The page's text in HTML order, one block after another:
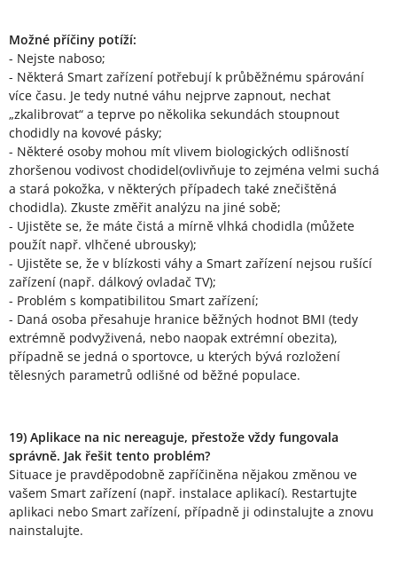
Možné příčiny potíží:
- Nejste naboso;
- Některá Smart zařízení potřebují k průběžnému spárování
více času. Je tedy nutné váhu nejprve zapnout, nechat
„zkalibrovat“ a teprve po několika sekundách stoupnout
chodidly na kovové pásky;
- Některé osoby mohou mít vlivem biologických odlišností
zhoršenou vodivost chodidel(ovlivňuje to zejména velmi suchá
a stará pokožka, v některých případech také znečištěná
chodidla). Zkuste změřit analýzu na jiné sobě;
- Ujistěte se, že máte čistá a mírně vlhká chodidla (můžete
použít např. vlhčené ubrousky);
- Ujistěte se, že v blízkosti váhy a Smart zařízení nejsou rušící
zařízení (např. dálkový ovladač TV);
- Problém s kompatibilitou Smart zařízení;
- Daná osoba přesahuje hranice běžných hodnot BMI (tedy
extrémně podvyživená, nebo naopak extrémní obezita),
případně se jedná o sportovce, u kterých bývá rozložení
tělesných parametrů odlišné od běžné populace.
19) Aplikace na nic nereaguje, přestože vždy fungovala
správně. Jak řešit tento problém?
Situace je pravděpodobně zapříčiněna nějakou změnou ve
vašem Smart zařízení (např. instalace aplikací). Restartujte
aplikaci nebo Smart zařízení, případně ji odinstalujte a znovu
nainstalujte.